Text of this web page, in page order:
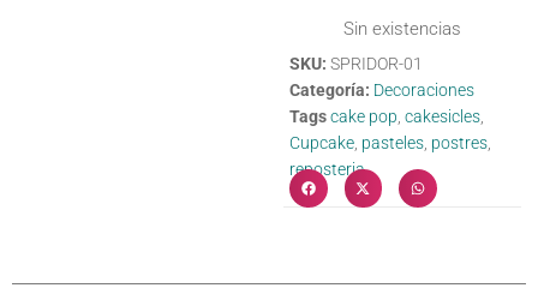
Sin existencias
SKU:SPRIDOR-01
Categoría: Decoraciones
Tagscake pop ,cakesicles
Cupcake pasteles postres
reposteria